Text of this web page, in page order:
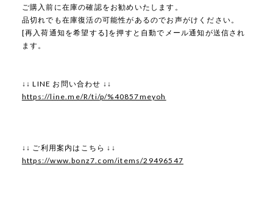
ご購入前に在庫の確認をお勧めいたします。
品切れでも在庫復活の可能性があるのでお声がけください。
[再入荷通知を希望する]を押すと自動でメール通知が送信され
ます。
↓↓ LINE お問い合わせ ↓↓
https://line.me/R/ti/p/%40857meyoh
↓↓ ご利用案内はこちら ↓↓
https://www.bonz7.com/items/29496547